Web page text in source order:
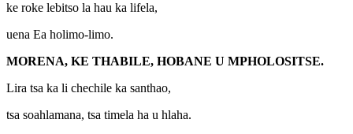
ke roke lebitso la hau ka lifela,
uena Ea holimo-limo.
MORENA, KE THABILE, HOBANE U MPHOLOSITSE.
Lira tsa ka li chechile ka santhao,
tsa soahlamana, tsa timela ha u hlaha.